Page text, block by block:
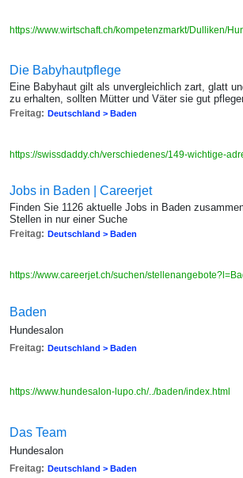
https://www.wirtschaft.ch/kompetenzmarkt/Dulliken/
Die Babyhautpflege
Eine Babyhaut gilt als unvergleichlich zart, glatt
zu erhalten, sollten Mütter und Väter sie gut
Freitag: Deutschland > Baden
https://swissdaddy.ch/verschiedenes/149-wichtige-
Jobs in Baden | Careerjet
Finden Sie 1126 aktuelle Jobs in Baden
Stellen in nur einer Suche
Freitag: Deutschland > Baden
https://www.careerjet.ch/suchen/
Baden
Hundesalon
Freitag: Deutschland > Baden
https://www.hundesalon-lupo.ch/../baden/index.html
Das Team
Hundesalon
Freitag: Deutschland > Baden